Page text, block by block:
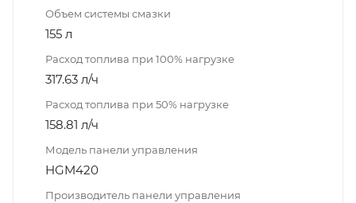
Объем системы смазки
155 л
Расход топлива при 100% нагрузке
317.63 л/ч
Расход топлива при 50% нагрузке
158.81 л/ч
Модель панели управления
HGM420
Производитель панели управления